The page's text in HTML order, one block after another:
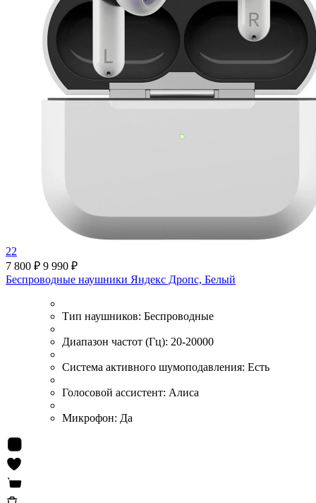
22
7 800 ₽ 9 990 ₽
Беспроводные наушники Яндекс Дропс, Белый
Тип наушников: Беспроводные
Диапазон частот (Гц): 20-20000
Система активного шумоподавления: Есть
Голосовой ассистент: Алиса
Микрофон: Да